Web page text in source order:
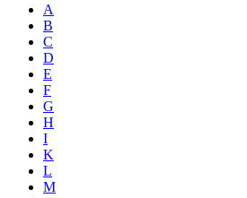
A
B
C
D
E
F
G
H
I
K
L
M